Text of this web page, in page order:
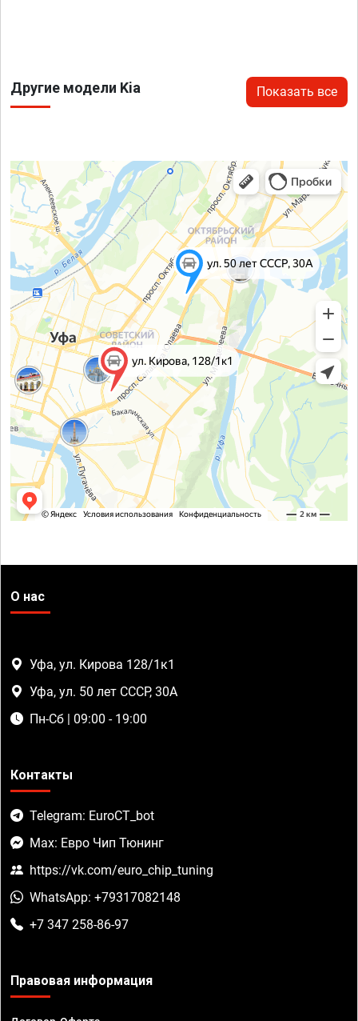
Другие модели Kia Показать все
О нас
Уфа, ул. Кирова 128/1к1
Уфа, ул. 50 лет СССР, 30А
Пн-Сб | 09:00 - 19:00
Контакты
Telegram: EuroCT_bot
Max: Евро Чип Тюнинг
https://vk.com/euro_chip_tuning
WhatsApp: +79317082148
+7 347 258-86-97
Правовая информация